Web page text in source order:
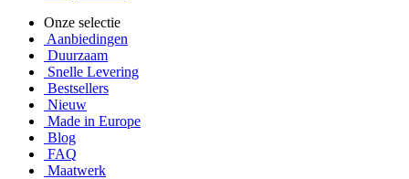
Onze selectie
Aanbiedingen
Duurzaam
Snelle Levering
Bestsellers
Nieuw
Made in Europe
Blog
FAQ
Maatwerk